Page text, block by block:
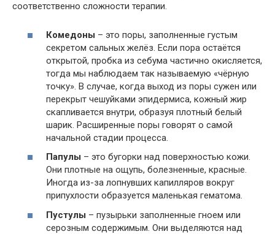
соответственно сложности терапии.
Комедоны – это поры, заполненные густым
секретом сальных желёз. Если пора остаётся
открытой, пробка из себума частично окисляется,
тогда мы наблюдаем так называемую «чёрную
точку». В случае, когда выход из поры сужен или
перекрыт чешуйками эпидермиса, кожный жир
скапливается внутри, образуя плотный белый
шарик. Расширенные поры говорят о самой
начальной стадии процесса.
Папулы – это бугорки над поверхностью кожи.
Они плотные на ощупь, болезненные, красные.
Иногда из-за лопнувших капилляров вокруг
припухлости образуется маленькая гематома.
Пустулы – пузырьки заполненные гноем или
серозным содержимым. Они выделяются над